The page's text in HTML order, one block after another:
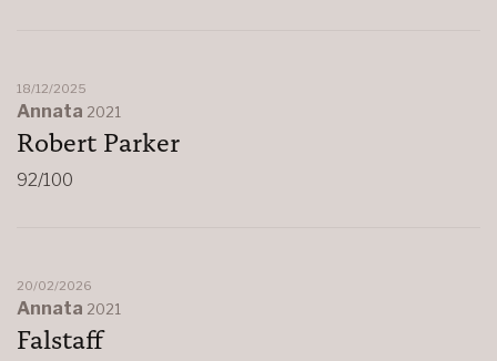
18/12/2025
Annata 2021
Robert Parker
92/100
20/02/2026
Annata 2021
Falstaff